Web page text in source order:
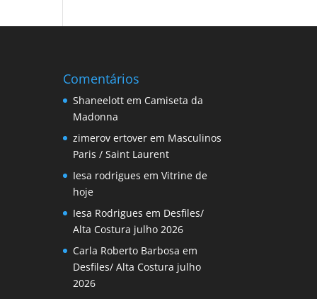
Comentários
Shaneelott em Camiseta da
Madonna
zimerov ertover em Masculinos
Paris / Saint Laurent
Iesa rodrigues emVitrine de
hoje
Iesa Rodrigues em Desfiles/
Alta Costura julho 2026
Carla Roberto Barbosa em
Desfiles/ Alta Costura julho
2026